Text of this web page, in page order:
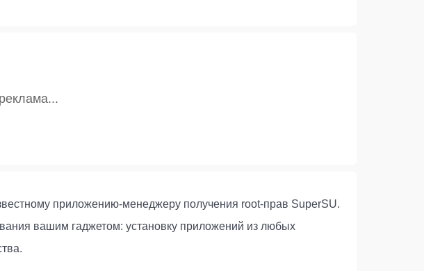
приложению-менеджеру получения root-прав SuperSU.
вашим гаджетом: установку приложений из любых